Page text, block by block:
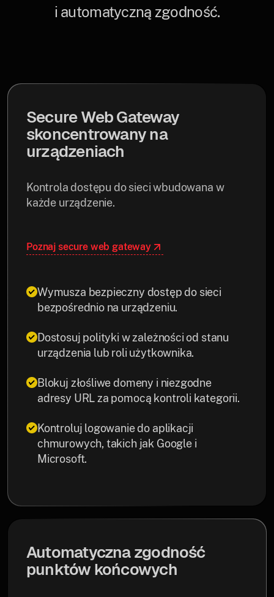
i automatyczną zgodność.
Secure Web Gateway
skoncentrowany na
urządzeniach
Kontrola dostępu do sieci wbudowana w
każde urządzenie.
Poznaj secure web gateway
Wymusza bezpieczny dostęp do sieci
bezpośrednio na urządzeniu.
Dostosuj polityki w zależności od stanu
urządzenia lub roli użytkownika.
Blokuj złośliwe domeny i niezgodne
adresy URL za pomocą kontroli kategorii.
Kontroluj logowanie do aplikacji
chmurowych, takich jak Google i
Microsoft.
Automatyczna zgodność
punktów końcowych